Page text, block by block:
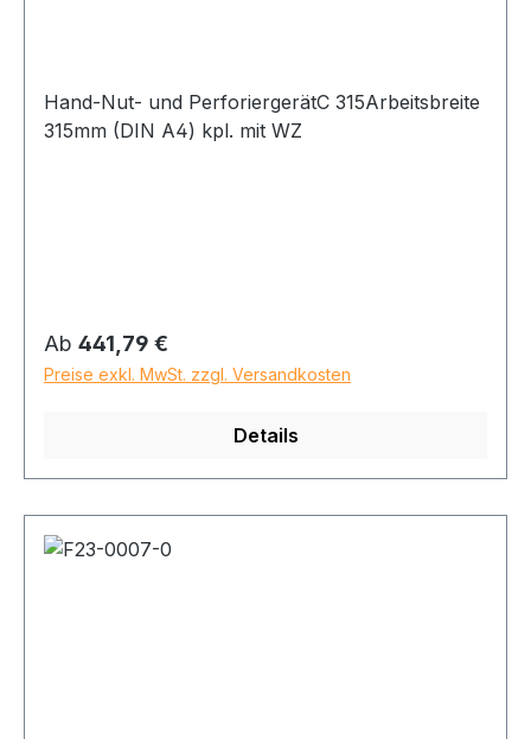
Hand-Nut- und PerforiergerätC 315Arbeitsbreite
315mm (DIN A4) kpl. mit WZ
Regulärer Preis:
Ab 441,79 €
Preise exkl. MwSt. zzgl. Versandkosten
Details